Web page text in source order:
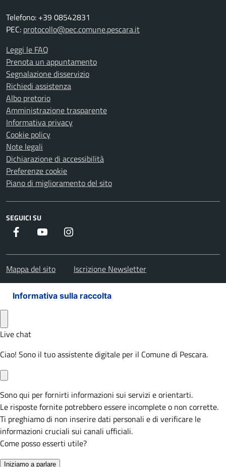
Telefono: +39 08542831
PEC: protocollo@pec.comune.pescara.it
Leggi le FAQ
Prenota un appuntamento
Segnalazione disservizio
Richiedi assistenza
Albo pretorio
Amministrazione trasparente
Informativa privacy
Cookie policy
Note legali
Dichiarazione di accessibilità
Preferenze cookie
Piano di miglioramento del sito
SEGUICI SU
Facebook Youtube
Mappa del sito Iscrizione Newsletter
Informativa sulla raccolta